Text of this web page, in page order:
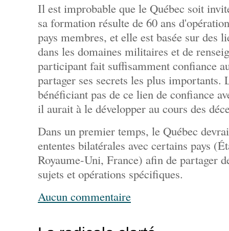
Il est improbable que le Québec soit
sa formation résulte de 60 ans
pays membres, et elle est basée sur des
dans les domaines militaires et de
participant fait suffisamment confiance
partager ses secrets les plus importants.
bénéficiant pas de ce lien de confiance
il aurait à le développer au cours des
Dans un premier temps, le Québec
ententes bilatérales avec certains pays
Royaume-Uni, France) afin de partager
sujets et opérations spécifiques.
Aucun commentaire